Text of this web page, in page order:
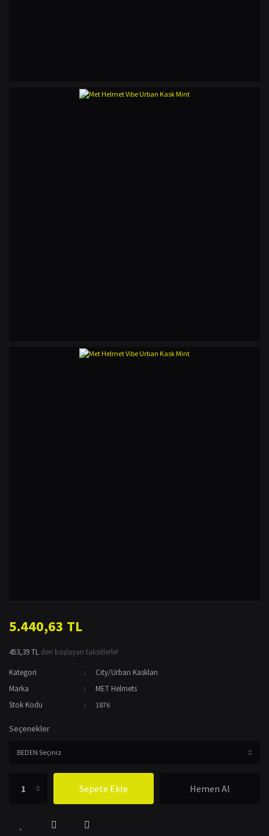
5.440,63 TL
453,39 TL den başlayan taksitlerle!
Kategori
City/Urban Kaskları
Marka
MET Helmets
Stok Kodu
1876
Seçenekler
Sepete Ekle Hemen Al